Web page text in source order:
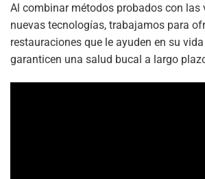
Al combinar métodos probados con las
nuevas tecnologías, trabajamos para
restauraciones que le ayuden en su
garanticen una salud bucal a largo